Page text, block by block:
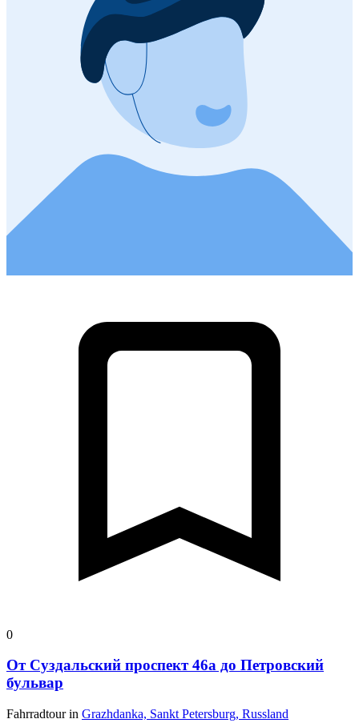
0
От Суздальский проспект 46а до Петровский
бульвар
Fahrradtour in Grazhdanka, Sankt Petersburg, Russland